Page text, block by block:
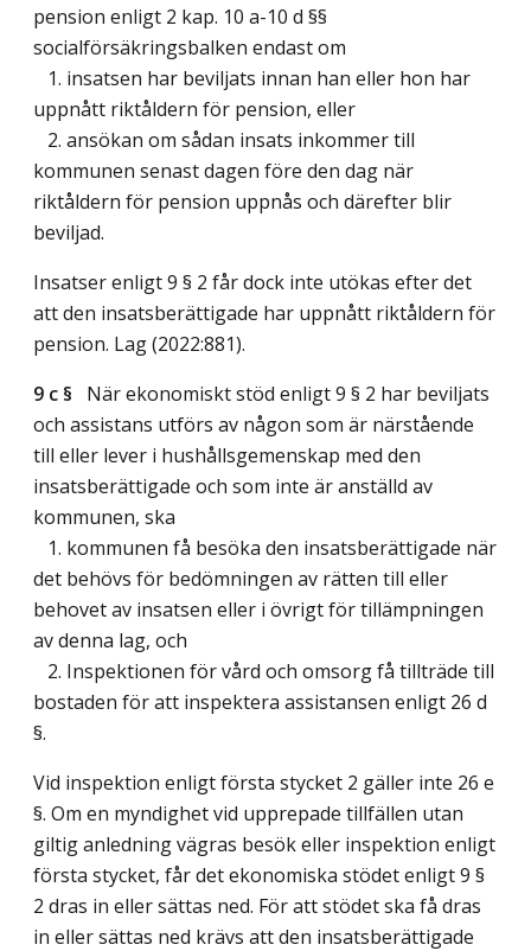
pension enligt 2 kap. 10 a-10 d §§
socialförsäkringsbalken endast om
1. insatsen har beviljats innan han eller hon har
uppnått riktåldern för pension, eller
2. ansökan om sådan insats inkommer till
kommunen senast dagen före den dag när
riktåldern för pension uppnås och därefter blir
beviljad.
Insatser enligt 9 § 2 får dock inte utökas efter det
att den insatsberättigade har uppnått riktåldern för
pension. Lag (2022:881).
9 c § När ekonomiskt stöd enligt 9 § 2 har beviljats
och assistans utförs av någon som är närstående
till eller lever i hushållsgemenskap med den
insatsberättigade och som inte är anställd av
kommunen, ska
1. kommunen få besöka den insatsberättigade när
det behövs för bedömningen av rätten till eller
behovet av insatsen eller i övrigt för tillämpningen
av denna lag, och
2. Inspektionen för vård och omsorg få tillträde till
bostaden för att inspektera assistansen enligt 26 d
§.
Vid inspektion enligt första stycket 2 gäller inte 26 e
§. Om en myndighet vid upprepade tillfällen utan
giltig anledning vägras besök eller inspektion enligt
första stycket, får det ekonomiska stödet enligt 9 §
2 dras in eller sättas ned. För att stödet ska få dras
in eller sättas ned krävs att den insatsberättigade